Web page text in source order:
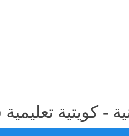
- كويتية